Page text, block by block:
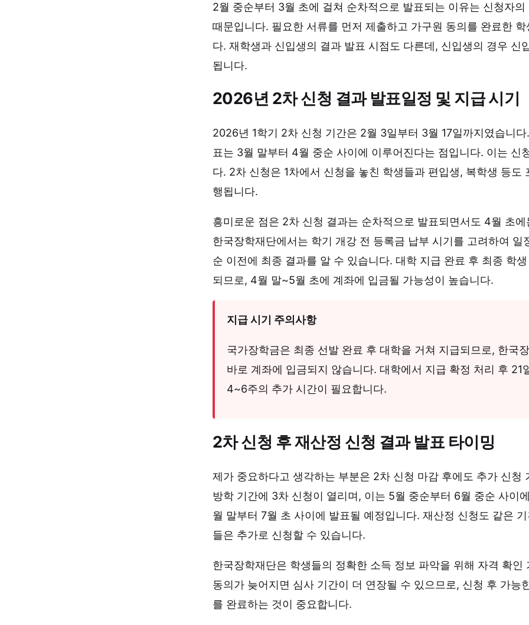
2월 중순부터 3월 초에 걸쳐 순차적으로 발표되는 이유는 신청자
때문입니다. 필요한 서류를 먼저 제출하고 가구원 동의를 완료한
다. 재학생과 신입생의 결과 발표 시점도 다른데, 신입생의 경우 신
됩니다.
2026년 2차 신청 결과 발표일정 및 지급 시기
2026년 1학기 2차 신청 기간은 2월 3일부터 3월 17일까지였습니
표는 3월 말부터 4월 중순 사이에 이루어진다는 점입니다. 이는
다. 2차 신청은 1차에서 신청을 놓친 학생들과 편입생, 복학생 등도
행됩니다.
흥미로운 점은 2차 신청 결과는 순차적으로 발표되면서도 4월 초
한국장학재단에서는 학기 개강 전 등록금 납부 시기를 고려하여
순 이전에 최종 결과를 알 수 있습니다. 대학 지급 완료 후 최종 학
되므로, 4월 말~5월 초에 계좌에 입금될 가능성이 높습니다.
지급 시기 주의사항
국가장학금은 최종 선발 완료 후 대학을 거쳐 지급되므로, 한국
바로 계좌에 입금되지 않습니다. 대학에서 지급 확정 처리 후 21
4~6주의 추가 시간이 필요합니다.
2차 신청 후 재산정 신청 결과 발표 타이밍
제가 중요하다고 생각하는 부분은 2차 신청 마감 후에도 추가 신청
방학 기간에 3차 신청이 열리며, 이는 5월 중순부터 6월 중순 사이
월 말부터 7월 초 사이에 발표될 예정입니다. 재산정 신청도 같은
들은 추가로 신청할 수 있습니다.
한국장학재단은 학생들의 정확한 소득 정보 파악을 위해 자격 확
동의가 늦어지면 심사 기간이 더 연장될 수 있으므로, 신청 후 가능
를 완료하는 것이 중요합니다.